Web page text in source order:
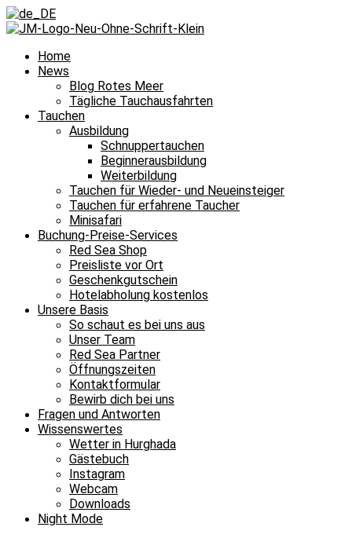
Home
News
Blog Rotes Meer
Tägliche Tauchausfahrten
Tauchen
Ausbildung
Schnuppertauchen
Beginnerausbildung
Weiterbildung
Tauchen für Wieder- und Neueinsteiger
Tauchen für erfahrene Taucher
Minisafari
Buchung-Preise-Services
Red Sea Shop
Preisliste vor Ort
Geschenkgutschein
Hotelabholung kostenlos
Unsere Basis
So schaut es bei uns aus
Unser Team
Red Sea Partner
Öffnungszeiten
Kontaktformular
Bewirb dich bei uns
Fragen und Antworten
Wissenswertes
Wetter in Hurghada
Gästebuch
Instagram
Webcam
Downloads
Night Mode